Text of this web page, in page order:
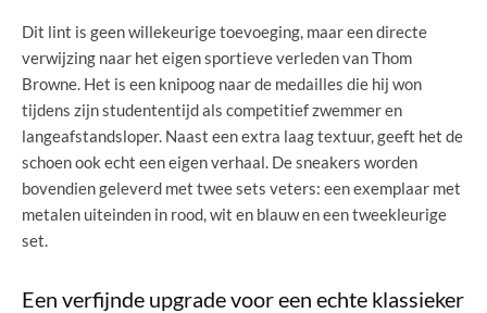
Dit lint is geen willekeurige toevoeging, maar een directe
verwijzing naar het eigen sportieve verleden van Thom
Browne. Het is een knipoog naar de medailles die hij won
tijdens zijn studententijd als competitief zwemmer en
langeafstandsloper. Naast een extra laag textuur, geeft het de
schoen ook echt een eigen verhaal. De sneakers worden
bovendien geleverd met twee sets veters: een exemplaar met
metalen uiteinden in rood, wit en blauw en een tweekleurige
set.
Een verfijnde upgrade voor een echte klassieker